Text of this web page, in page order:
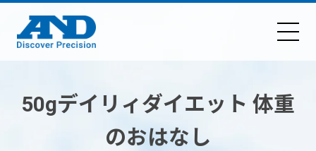
50gデイリィダイエット 体重
のおはなし